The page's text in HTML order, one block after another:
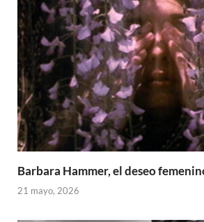
Barbara Hammer, el deseo
21 mayo, 2026